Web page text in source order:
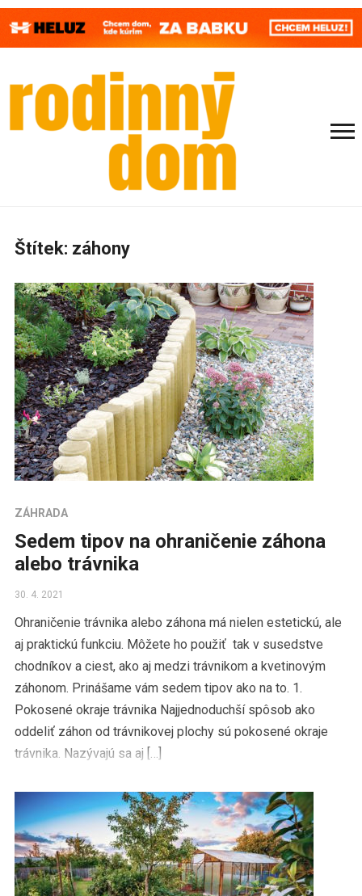
Štítek: záhony
ZÁHRADA
Sedem tipov na ohraničenie záhona
alebo trávnika
30. 4. 2021
Ohraničenie trávnika alebo záhona má nielen estetickú, ale
aj praktickú funkciu. Môžete ho použiť tak v susedstve
chodníkov a ciest, ako aj medzi trávnikom a kvetinovým
záhonom. Prinášame vám sedem tipov ako na to. 1.
Pokosené okraje trávnika Najjednoduchší spôsob ako
oddeliť záhon od trávnikovej plochy sú pokosené okraje
trávnika. Nazývajú sa aj […]